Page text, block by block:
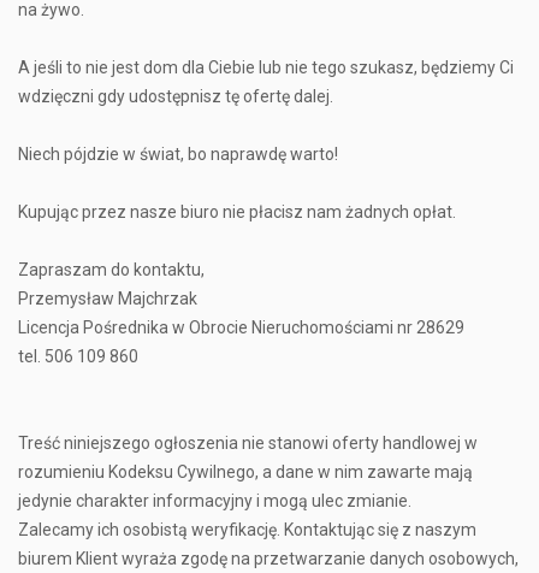
na żywo.
A jeśli to nie jest dom dla Ciebie lub nie tego szukasz, będziemy Ci
wdzięczni gdy udostępnisz tę ofertę dalej.
Niech pójdzie w świat, bo naprawdę warto!
Kupując przez nasze biuro nie płacisz nam żadnych opłat.
Zapraszam do kontaktu,
Przemysław Majchrzak
Licencja Pośrednika w Obrocie Nieruchomościami nr 28629
tel. 506 109 860
Treść niniejszego ogłoszenia nie stanowi oferty handlowej w
rozumieniu Kodeksu Cywilnego, a dane w nim zawarte mają
jedynie charakter informacyjny i mogą ulec zmianie.
Zalecamy ich osobistą weryfikację. Kontaktując się z naszym
biurem Klient wyraża zgodę na przetwarzanie danych osobowych,